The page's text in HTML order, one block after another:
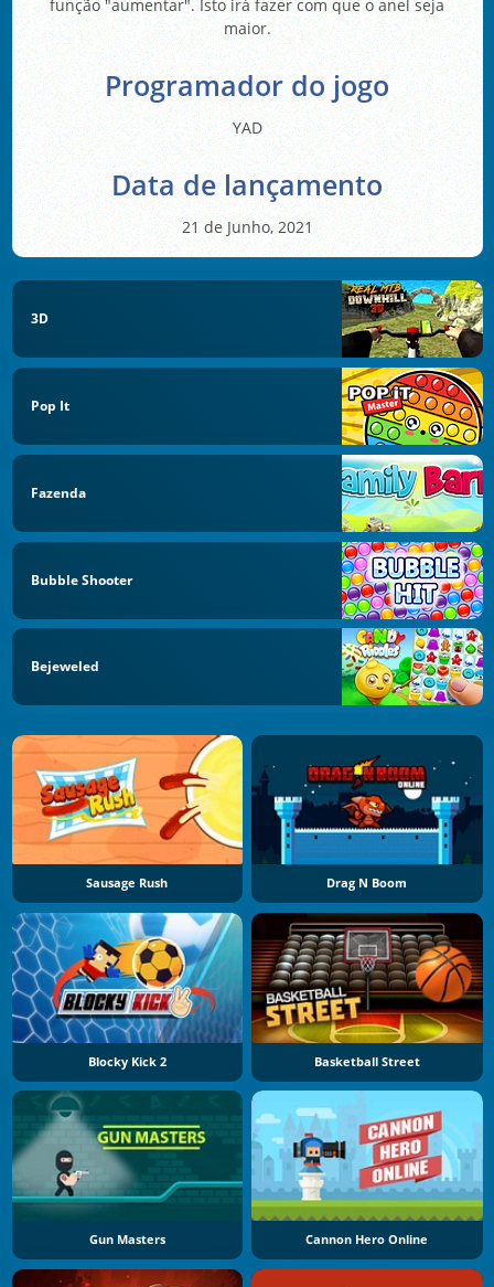
função "aumentar". Isto irá fazer com que o anel seja
maior.
Programador do jogo
YAD
Data de lançamento
21 de Junho, 2021
3D
Pop It
Fazenda
Bubble Shooter
Bejeweled
Sausage Rush Drag N Boom
Blocky Kick 2 Basketball Street
Gun Masters Cannon Hero Online